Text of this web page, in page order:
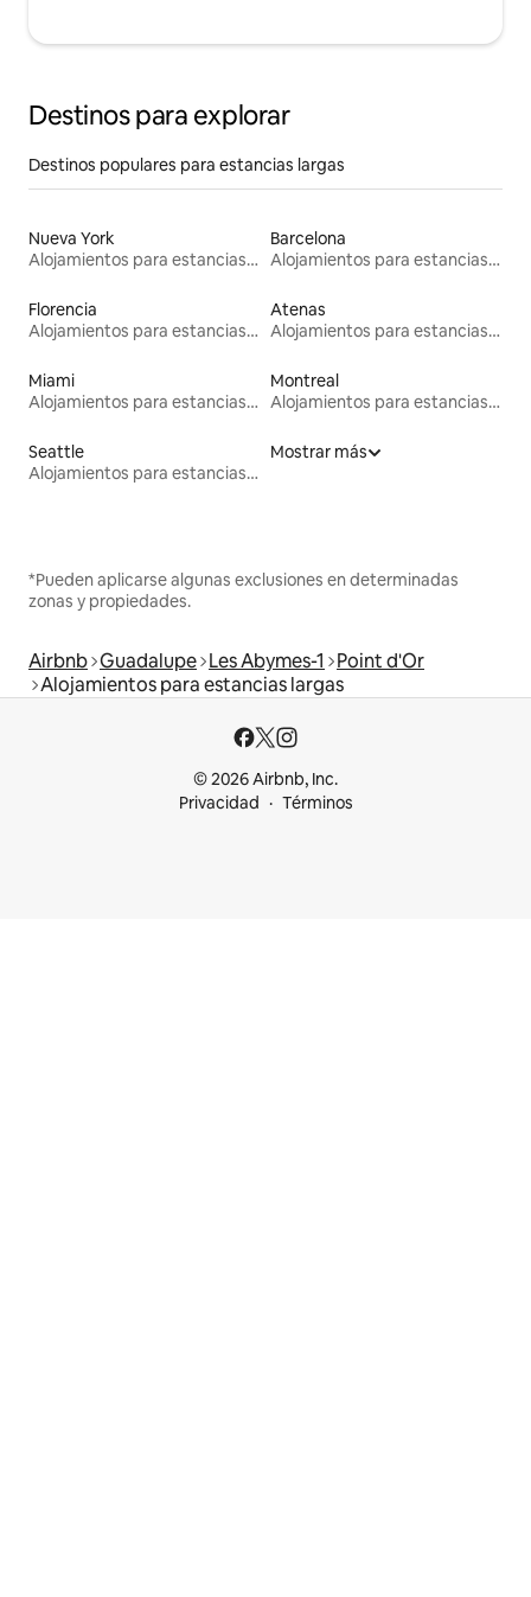
Destinos para explorar
Destinos populares para estancias largas
Nueva York
Alojamientos para estancias largas
Barcelona
Alojamientos para estancias largas
Florencia
Alojamientos para estancias largas
Atenas
Alojamientos para estancias largas
Miami
Alojamientos para estancias largas
Montreal
Alojamientos para estancias largas
Seattle
Alojamientos para estancias largas
Mostrar más
*Pueden aplicarse algunas exclusiones en determinadas
zonas y propiedades.
Airbnb Guadalupe Les Abymes-1
Point d'Or
Alojamientos para estancias largas
© 2026 Airbnb, Inc.
Privacidad
Términos